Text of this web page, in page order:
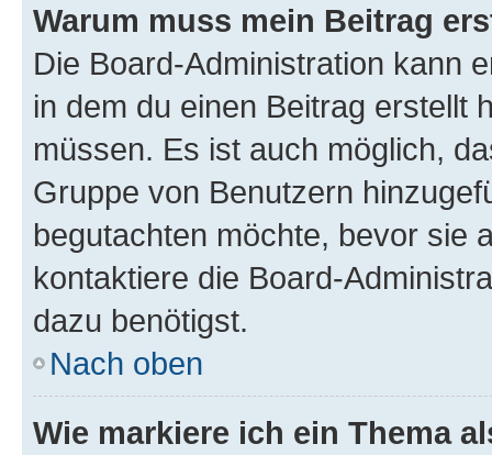
Warum muss mein Beitrag
Die Board-Administration kann
in dem du einen Beitrag erstellt
müssen. Es ist auch möglich,
Gruppe von Benutzern
begutachten möchte, bevor sie
kontaktiere die Board-
dazu benötigst.
Nach oben
Wie markiere ich ein Thema